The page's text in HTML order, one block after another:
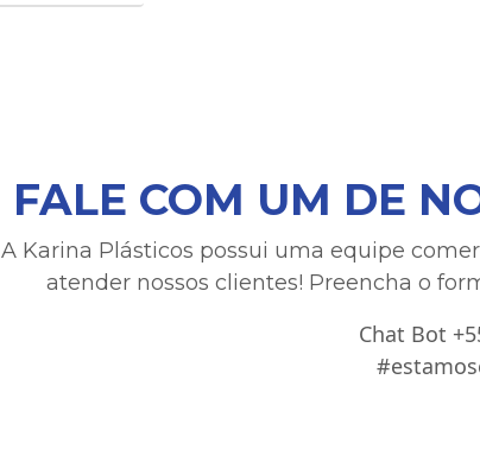
FALE COM UM DE
A Karina Plásticos possui uma equipe
atender nossos clientes! Preencha o
Chat Bot